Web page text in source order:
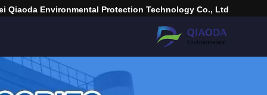
Qiaoda Environmental Protection Technology Co., Ltd.